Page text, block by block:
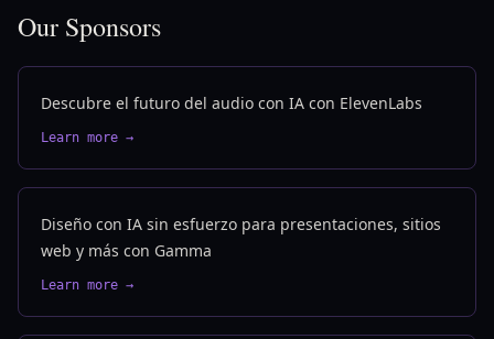
Our Sponsors
Descubre el futuro del audio con IA con ElevenLabs
Learn more →
Diseño con IA sin esfuerzo para presentaciones, sitios
web y más con Gamma
Learn more →